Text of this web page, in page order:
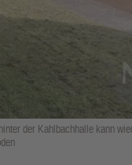
der Kahlbachhalle kann
E